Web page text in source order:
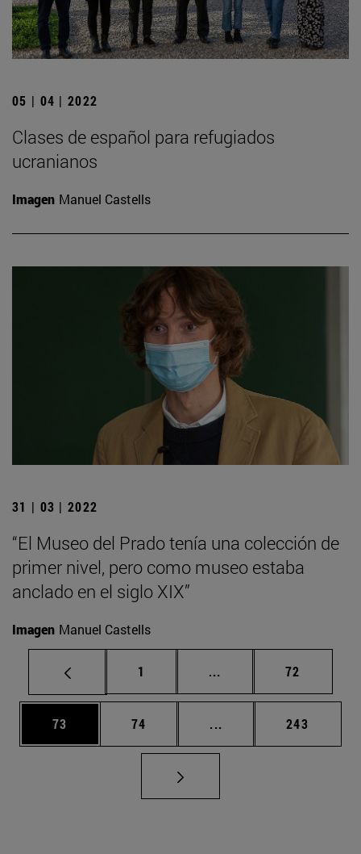
05 | 04 | 2022
Clases de español para refugiados
ucranianos
Imagen Manuel Castells
31 | 03 | 2022
“El Museo del Prado tenía una colección de
primer nivel, pero como museo estaba
anclado en el siglo XIX”
Imagen Manuel Castells
Página
1 ... Páginas intermedias
Página
72
Página
73 Página
74 ... Páginas intermedias
Página
243